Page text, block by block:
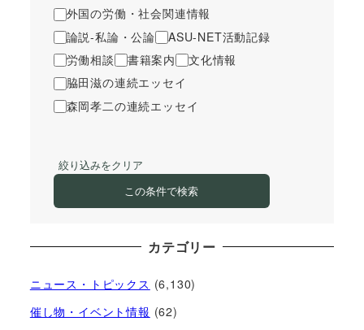
外国の労働・社会関連情報
論説-私論・公論
ASU-NET活動記録
労働相談
書籍案内
文化情報
脇田滋の連続エッセイ
森岡孝二の連続エッセイ
絞り込みをクリア
この条件で検索
カテゴリー
ニュース・トピックス (6,130)
催し物・イベント情報 (62)